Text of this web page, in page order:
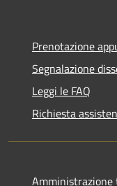
Prenotazione
Segnalazione
Leggi le FAQ
Richiesta